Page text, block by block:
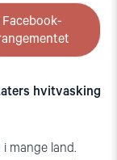
Facebook-
hvitvasking
mange land.